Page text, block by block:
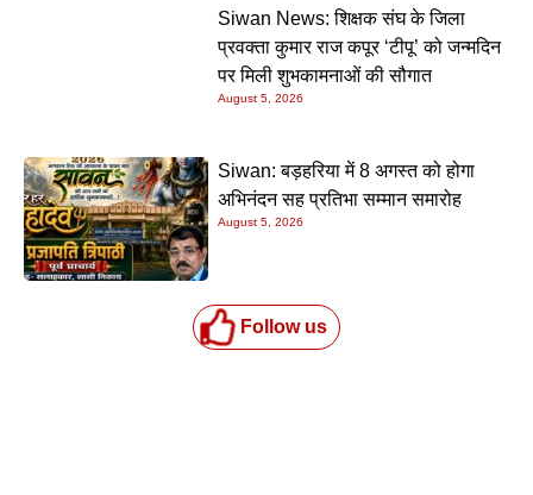
Siwan News: शिक्षक संघ के जिला
प्रवक्ता कुमार राज कपूर ‘टीपू’ को जन्मदिन
पर मिली शुभकामनाओं की सौगात
August 5, 2026
Siwan: बड़हरिया में 8 अगस्त को होगा
अभिनंदन सह प्रतिभा सम्मान समारोह
August 5, 2026
Follow us